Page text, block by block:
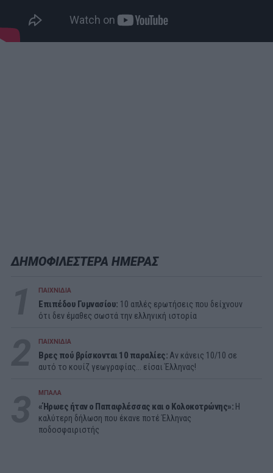
ΔΗΜΟΦΙΛΕΣΤΕΡΑ ΗΜΕΡΑΣ
ΠΑΙΧΝΙΔΙΑ
Επιπέδου Γυμνασίου: 10 απλές ερωτήσεις που δείχνουν
ότι δεν έμαθες σωστά την ελληνική ιστορία
ΠΑΙΧΝΙΔΙΑ
Βρες πού βρίσκονται 10 παραλίες: Αν κάνεις 10/10 σε
αυτό το κουίζ γεωγραφίας... είσαι Έλληνας!
ΜΠΑΛΑ
«Ήρωες ήταν ο Παπαφλέσσας και ο Κολοκοτρώνης»: Η
καλύτερη δήλωση που έκανε ποτέ Έλληνας
ποδοσφαιριστής